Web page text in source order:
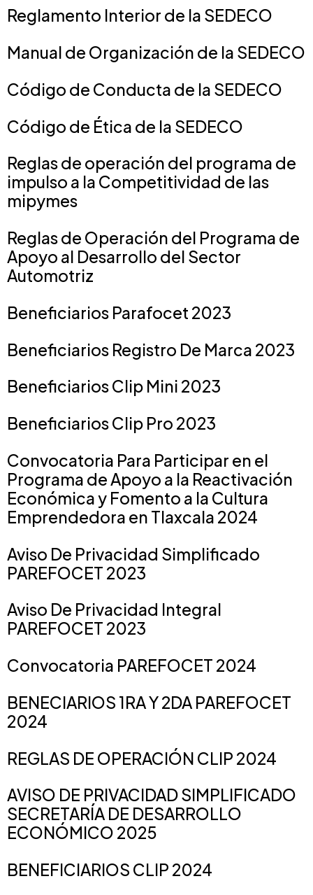
Reglamento Interior de la SEDECO
Manual de Organización de la SEDECO
Código de Conducta de la SEDECO
Código de Ética de la SEDECO
Reglas de operación del programa de
impulso a la Competitividad de las
mipymes
Reglas de Operación del Programa de
Apoyo al Desarrollo del Sector
Automotriz
Beneficiarios Parafocet 2023
Beneficiarios Registro De Marca 2023
Beneficiarios Clip Mini 2023
Beneficiarios Clip Pro 2023
Convocatoria Para Participar en el
Programa de Apoyo a la Reactivación
Económica y Fomento a la Cultura
Emprendedora en Tlaxcala 2024
Aviso De Privacidad Simplificado
PAREFOCET 2023
Aviso De Privacidad Integral
PAREFOCET 2023
Convocatoria PAREFOCET 2024
BENECIARIOS 1RA Y 2DA PAREFOCET
2024
REGLAS DE OPERACIÓN CLIP 2024
AVISO DE PRIVACIDAD SIMPLIFICADO
SECRETARÍA DE DESARROLLO
ECONÓMICO 2025
BENEFICIARIOS CLIP 2024